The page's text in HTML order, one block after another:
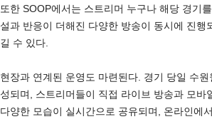
또한 SOOP에서는 스트리머 누구나 해당 경기
설과 반응이 더해진 다양한 방송이 동시에 진
길 수 있다.
현장과 연계된 운영도 마련된다. 경기 당일 수
성되며, 스트리머들이 직접 라이브 방송과 모
다양한 모습이 실시간으로 공유되며, 온라인에